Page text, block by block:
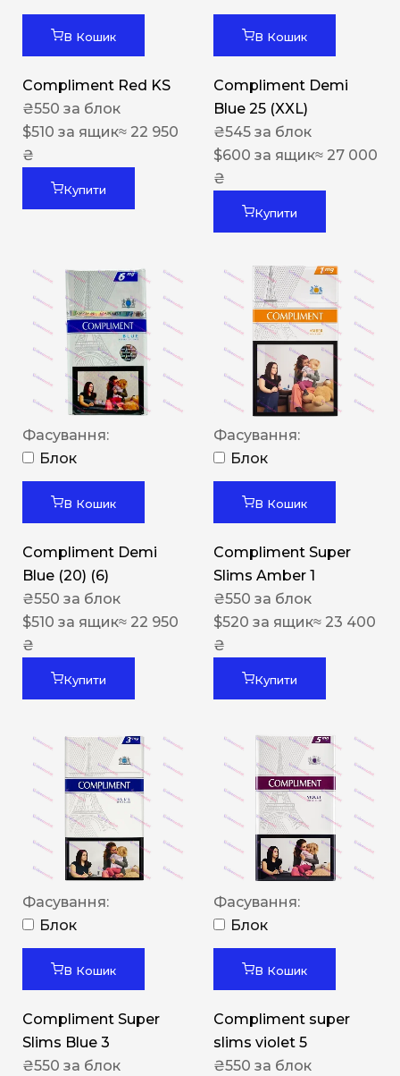
В Кошик
Compliment Red KS
₴550 за блок
$510 за ящик≈ 22 950
₴
Купити
В Кошик
Compliment Demi
Blue 25 (XXL)
₴545 за блок
$600 за ящик≈ 27 000
₴
Купити
Фасування:
Блок
В Кошик
Compliment Demi
Blue (20) (6)
₴550 за блок
$510 за ящик≈ 22 950
₴
Купити
Фасування:
Блок
В Кошик
Compliment Super
Slims Amber 1
₴550 за блок
$520 за ящик≈ 23 400
₴
Купити
Фасування:
Блок
В Кошик
Compliment Super
Slims Blue 3
₴550 за блок
Фасування:
Блок
В Кошик
Compliment super
slims violet 5
₴550 за блок